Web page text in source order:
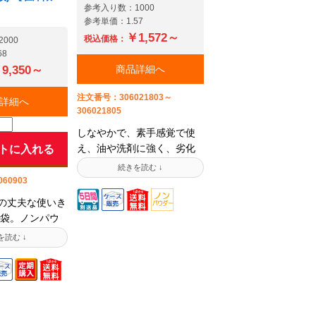
は、エンボ
ビニールは
弱いので、
ないでくだ
。【法人様
プルサービ
勢の緊迫化
材料とする
改定をさせ
ざいます。
績のあるお
配ができか
います。
～
細へ
に入れる
丈夫な使いき
。ノンパウ
ら装着感し
オリジナル
カー各社の
ル手袋と比
参考入り数：1000
参考単価：1.57
税込価格： ￥1,572～
商品詳細へ
注文番号：306021803～
306021805
しなやかで、素手感覚で使
え、油や洗剤に強く、劣化
しにくいクリーン作業に適
した粉なしタイプです。手
袋臭がほとんどなく、自然
な使い心地です。【法人様